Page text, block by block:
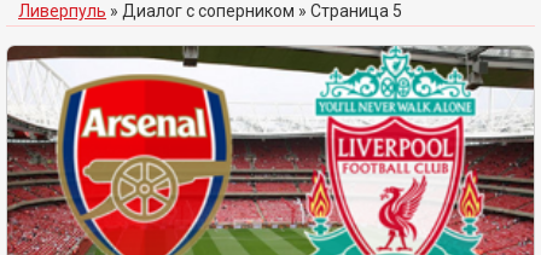
Ливерпуль » Диалог с соперником » Страница 5